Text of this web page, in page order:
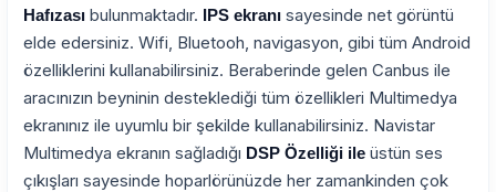
Hafızası bulunmaktadır. IPS ekranı sayesinde net görüntü
elde edersiniz. Wifi, Bluetooh, navigasyon, gibi tüm Android
özelliklerini kullanabilirsiniz. Beraberinde gelen Canbus ile
aracınızın beyninin desteklediği tüm özellikleri Multimedya
ekranınız ile uyumlu bir şekilde kullanabilirsiniz. Navistar
Multimedya ekranın sağladığı DSP Özelliği ile üstün ses
çıkışları sayesinde hoparlörünüzde her zamankinden çok